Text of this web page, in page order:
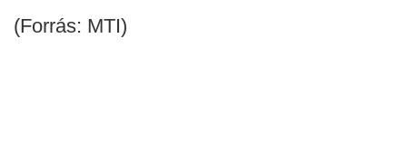
(Forrás: MTI)